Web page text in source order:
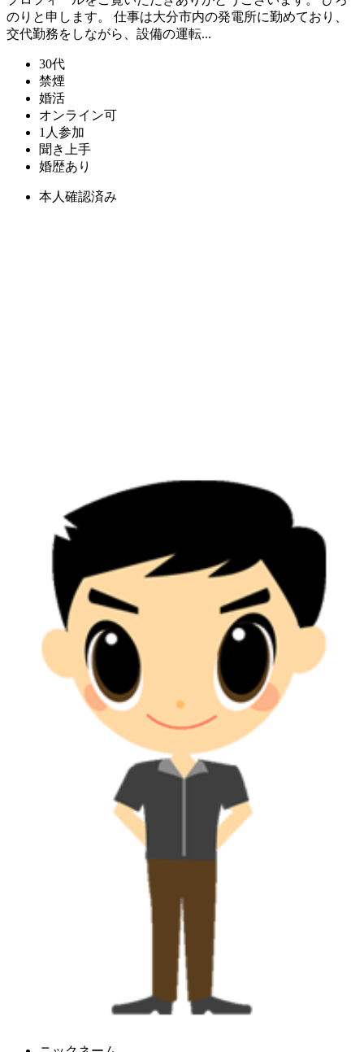
のりと申します。 仕事は大分市内の発電所に勤めており、
交代勤務をしながら、設備の運転...
30代
禁煙
婚活
オンライン可
1人参加
聞き上手
婚歴あり
本人確認済み